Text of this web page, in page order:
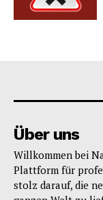
Über uns
Willkommen bei
Plattform für
stolz darauf, die